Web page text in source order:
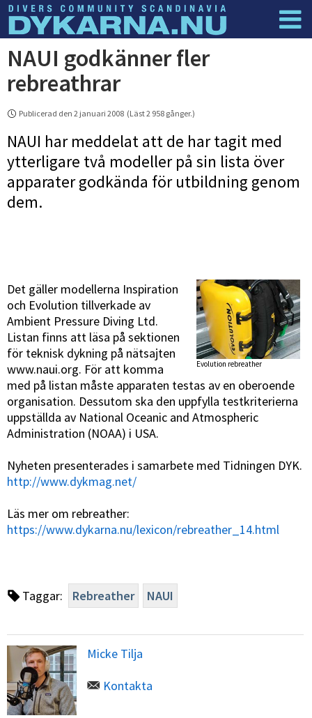
Dyknyheter
NAUI godkänner fler
rebreathrar
Publicerad den 2 januari 2008 (Läst 2 958 gånger.)
NAUI har meddelat att de har tagit med
ytterligare två modeller på sin lista över
apparater godkända för utbildning genom
dem.
Evolution rebreather
Det gäller modellerna Inspiration
och Evolution tillverkade av
Ambient Pressure Diving Ltd.
Listan finns att läsa på sektionen
för teknisk dykning på nätsajten
www.naui.org. För att komma
med på listan måste apparaten testas av en oberoende
organisation. Dessutom ska den uppfylla testkriterierna
uppställda av National Oceanic and Atmospheric
Administration (NOAA) i USA.
Nyheten presenterades i samarbete med Tidningen DYK.
http://www.dykmag.net/
Läs mer om rebreather:
https://www.dykarna.nu/lexicon/rebreather_14.html
Taggar: Rebreather NAUI
Micke Tilja
Kontakta